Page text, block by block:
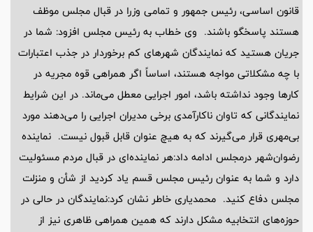
قانون اساسی، رئیس جمهور و تمامی وزرا در قبال مجلس موظف
هستند پاسخگو باشند. وی خطاب به رئیس مجلس افزود: شما در
جریان هستید که نمایندگان شهرهای کم برخوردار در جذب اعتبارات
با چه مشکلاتی مواجه هستند، اساساً اگر همراهی قوه مجریه در
کارها وجود نداشته باشد، امور اجرایی معطل می‌ماند. در این شرایط
نمایندگانی که تاوان ناکارآمدی برخی مدیران اجرایی را می‌دهند مورد
بی‌مهری قرار می‌گیرند که به هیچ عنوان قابل قبول نیست. نماینده
رضوان‌شهر درمجلس ادامه داد:هر نماینده‌ای در قبال مردم مسئولیت
دارد و شما به عنوان رئیس مجلس قسم یاد کردید از شأن و منزلت
مجلس دفاع کنید. محمدیاری خاطر نشان کرد:نمایندگان در حالی در
حوزه‌های انتخابیه مشکل دارند که همین همراهی ظاهری نیز از